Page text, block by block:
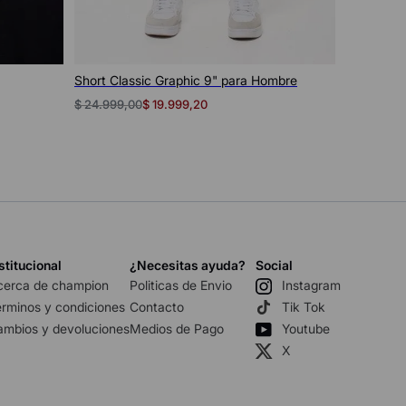
Short Classic Graphic 9" para Hombre
$24.999,00$19.999,20
Vista rápida
de champion
y condiciones
y devoluciones
¿Necesitas ayuda?
Politicas de Envio
Contacto
Medios de Pago
Social
Instagram
Tik Tok
Youtube
X